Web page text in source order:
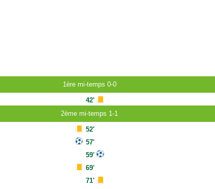
1ère mi-temps 0-0
42'
2ème mi-temps 1-1
52'
57'
59'
69'
71'